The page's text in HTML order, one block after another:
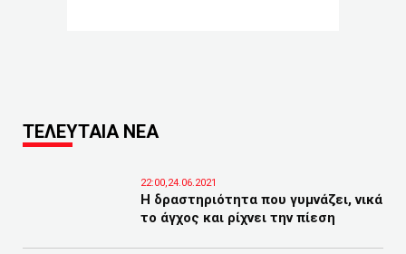
ΤΕΛΕΥΤΑΙΑ ΝΕΑ
22:00,24.06.2021
Η δραστηριότητα που γυμνάζει, νικά
το άγχος και ρίχνει την πίεση